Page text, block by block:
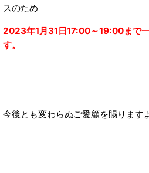
スのため
2023年1月31日17:00～19:00まで
す。
今後とも変わらぬご愛顧を賜ります